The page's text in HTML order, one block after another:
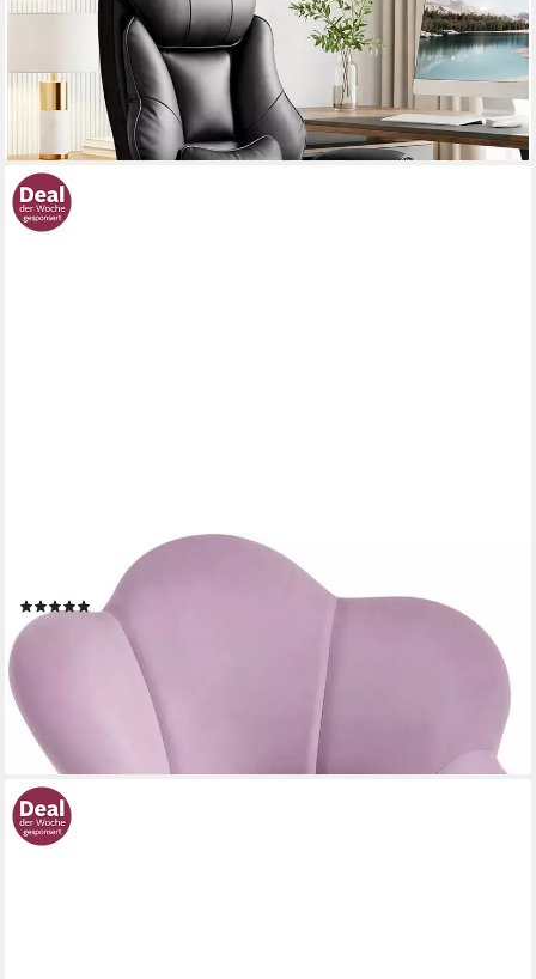
ergonomisch
UVP299,99 €
-46%
lieferbar - in 3-4 Werktagen bei dir
Schreibtischstuhl (1 St), ergonomisch, höhenverstellbar, Samt
(2)
80,73 € 153,99 €
nur bis Dienstag
lieferbar - in 3-4 Werktagen bei dir